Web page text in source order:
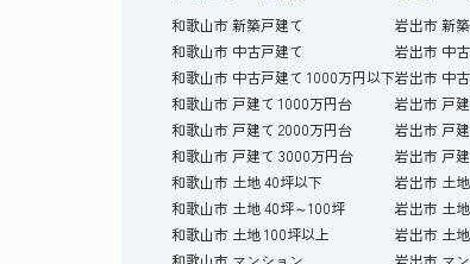
和歌山市 新築戸建て
和歌山市 中古戸建て
和歌山市 中古戸建て 1000万円以下
和歌山市 戸建て 1000万円台
和歌山市 戸建て 2000万円台
和歌山市 戸建て 3000万円台
和歌山市 土地 40坪以下
和歌山市 土地 40坪～100坪
和歌山市 土地 100坪以上
和歌山市 マンション
岩出市 新
岩出市 中
岩出市 中
岩出市 戸
岩出市 戸
岩出市 戸
岩出市 土
岩出市 土
岩出市 土
岩出市 マ